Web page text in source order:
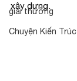
giải thưởng
Chuyện Kiến Trúc
xây dựng.